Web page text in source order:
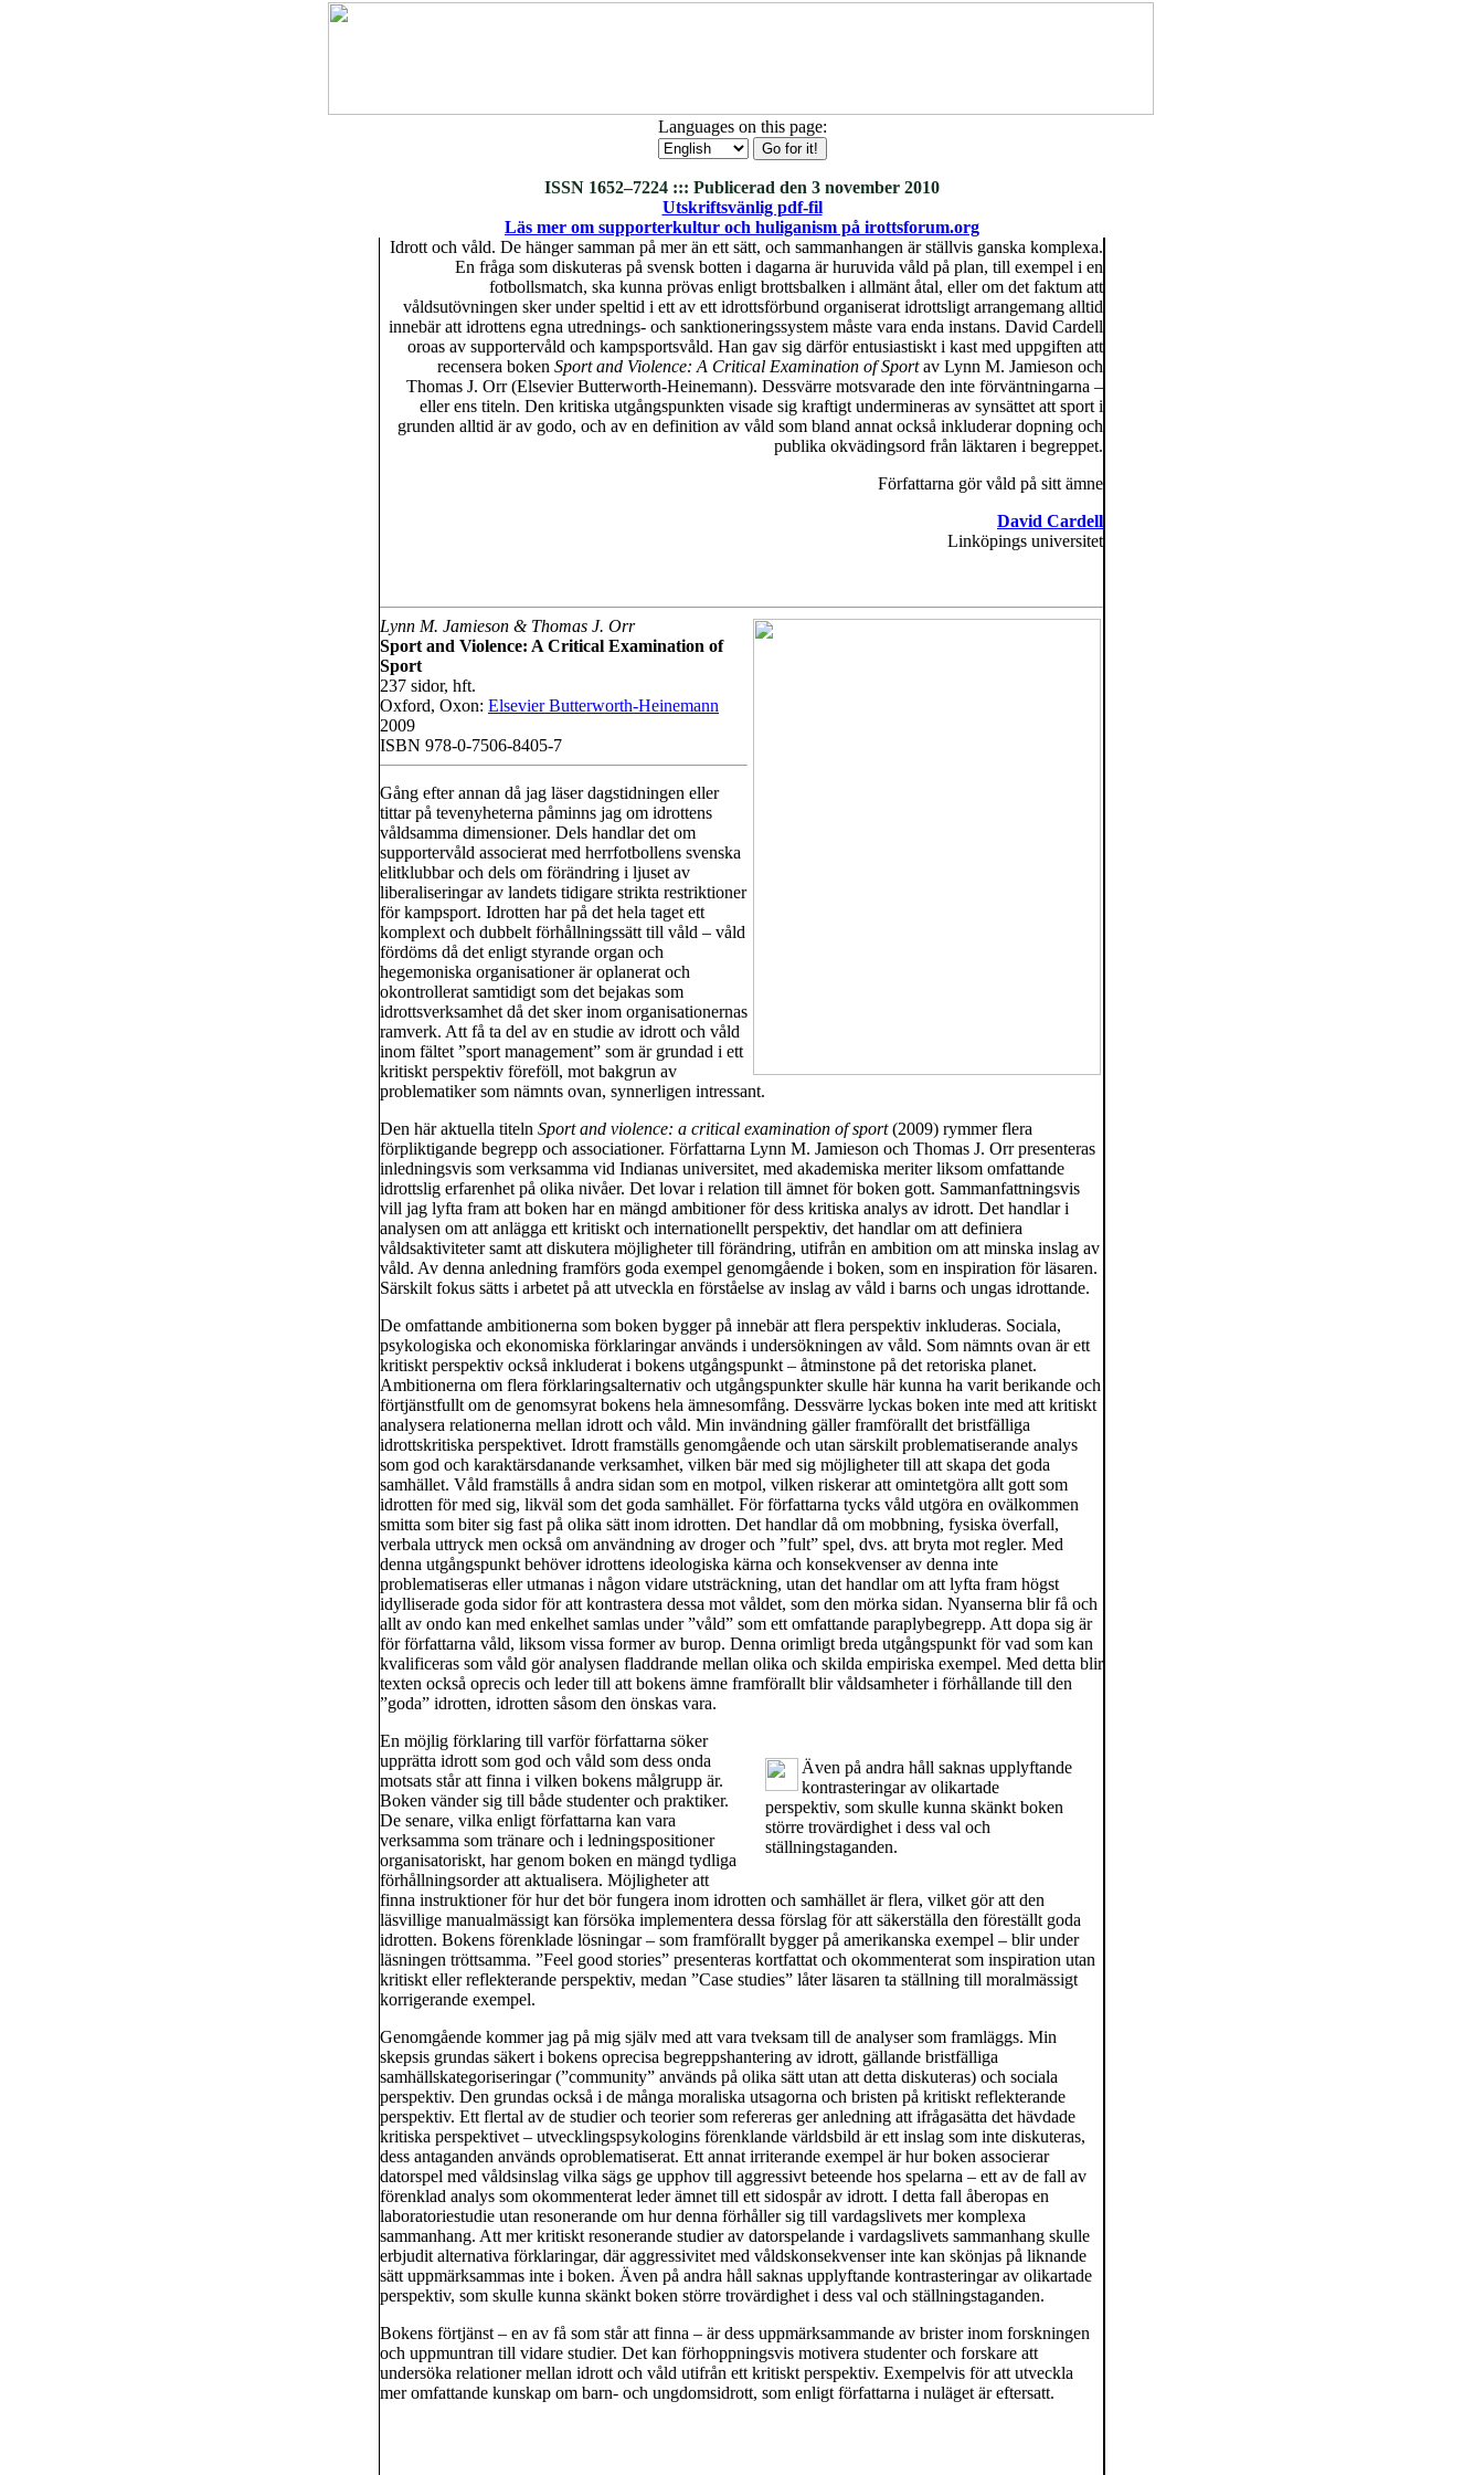
Languages on this page:
ISSN 1652–7224 ::: Publicerad den 3 november 2010
Utskriftsvänlig pdf-fil
Läs mer om supporterkultur och huliganism på irottsforum.org
Idrott och våld. De hänger samman på mer än ett sätt, och sammanhangen är ställvis ganska komplexa.
En fråga som diskuteras på svensk botten i dagarna är huruvida våld på plan, till exempel i en
fotbollsmatch, ska kunna prövas enligt brottsbalken i allmänt åtal, eller om det faktum att
våldsutövningen sker under speltid i ett av ett idrottsförbund organiserat idrottsligt arrangemang alltid
innebär att idrottens egna utrednings- och sanktioneringssystem måste vara enda instans. David Cardell
oroas av supportervåld och kampsportsvåld. Han gav sig därför entusiastiskt i kast med uppgiften att
recensera boken Sport and Violence: A Critical Examination of Sportav Lynn M. Jamieson och
Thomas J. Orr (Elsevier Butterworth-Heinemann). Dessvärre motsvarade den inte förväntningarna –
eller ens titeln. Den kritiska utgångspunkten visade sig kraftigt undermineras av synsättet att sport i
grunden alltid är av godo, och av en definition av våld som bland annat också inkluderar dopning och
publika okvädingsord från läktaren i begreppet.
Författarna gör våld på sitt ämne
David Cardell
Linköpings universitet
Lynn M. Jamieson & Thomas J. Orr
Sport and Violence: A Critical Examination of
Sport
237 sidor, hft.
Oxford, Oxon: Elsevier Butterworth-Heinemann
2009
ISBN 978-0-7506-8405-7
Gång efter annan då jag läser dagstidningen eller
tittar på tevenyheterna påminns jag om idrottens
våldsamma dimensioner. Dels handlar det om
supportervåld associerat med herrfotbollens svenska
elitklubbar och dels om förändring i ljuset av
liberaliseringar av landets tidigare strikta restriktioner
för kampsport. Idrotten har på det hela taget ett
komplext och dubbelt förhållningssätt till våld – våld
fördöms då det enligt styrande organ och
hegemoniska organisationer är oplanerat och
okontrollerat samtidigt som det bejakas som
idrottsverksamhet då det sker inom organisationernas
ramverk. Att få ta del av en studie av idrott och våld
inom fältet ”sport management” som är grundad i ett
kritiskt perspektiv föreföll, mot bakgrun av
problematiker som nämnts ovan, synnerligen intressant.
Den här aktuella titeln Sport and violence: a critical examination of sport(2009) rymmer flera
förpliktigande begrepp och associationer. Författarna Lynn M. Jamieson och Thomas J. Orr presenteras
inledningsvis som verksamma vid Indianas universitet, med akademiska meriter liksom omfattande
idrottslig erfarenhet på olika nivåer. Det lovar i relation till ämnet för boken gott. Sammanfattningsvis
vill jag lyfta fram att boken har en mängd ambitioner för dess kritiska analys av idrott. Det handlar i
analysen om att anlägga ett kritiskt och internationellt perspektiv, det handlar om att definiera
våldsaktiviteter samt att diskutera möjligheter till förändring, utifrån en ambition om att minska inslag av
våld. Av denna anledning framförs goda exempel genomgående i boken, som en inspiration för läsaren.
Särskilt fokus sätts i arbetet på att utveckla en förståelse av inslag av våld i barns och ungas idrottande.
De omfattande ambitionerna som boken bygger på innebär att flera perspektiv inkluderas. Sociala,
psykologiska och ekonomiska förklaringar används i undersökningen av våld. Som nämnts ovan är ett
kritiskt perspektiv också inkluderat i bokens utgångspunkt – åtminstone på det retoriska planet.
Ambitionerna om flera förklaringsalternativ och utgångspunkter skulle här kunna ha varit berikande och
förtjänstfullt om de genomsyrat bokens hela ämnesomfång. Dessvärre lyckas boken inte med att kritiskt
analysera relationerna mellan idrott och våld. Min invändning gäller framförallt det bristfälliga
idrottskritiska perspektivet. Idrott framställs genomgående och utan särskilt problematiserande analys
som god och karaktärsdanande verksamhet, vilken bär med sig möjligheter till att skapa det goda
samhället. Våld framställs å andra sidan som en motpol, vilken riskerar att omintetgöra allt gott som
idrotten för med sig, likväl som det goda samhället. För författarna tycks våld utgöra en ovälkommen
smitta som biter sig fast på olika sätt inom idrotten. Det handlar då om mobbning, fysiska överfall,
verbala uttryck men också om användning av droger och ”fult” spel, dvs. att bryta mot regler. Med
denna utgångspunkt behöver idrottens ideologiska kärna och konsekvenser av denna inte
problematiseras eller utmanas i någon vidare utsträckning, utan det handlar om att lyfta fram högst
idylliserade goda sidor för att kontrastera dessa mot våldet, som den mörka sidan. Nyanserna blir få och
allt av ondo kan med enkelhet samlas under ”våld” som ett omfattande paraplybegrepp. Att dopa sig är
för författarna våld, liksom vissa former av burop. Denna orimligt breda utgångspunkt för vad som kan
kvalificeras som våld gör analysen fladdrande mellan olika och skilda empiriska exempel. Med detta blir
texten också oprecis och leder till att bokens ämne framförallt blir våldsamheter i förhållande till den
”goda” idrotten, idrotten såsom den önskas vara.
Även på andra håll saknas upplyftande
kontrasteringar av olikartade
perspektiv, som skulle kunna skänkt boken
större trovärdighet i dess val och
ställningstaganden.
En möjlig förklaring till varför författarna söker
upprätta idrott som god och våld som dess onda
motsats står att finna i vilken bokens målgrupp är.
Boken vänder sig till både studenter och praktiker.
De senare, vilka enligt författarna kan vara
verksamma som tränare och i ledningspositioner
organisatoriskt, har genom boken en mängd tydliga
förhållningsorder att aktualisera. Möjligheter att
finna instruktioner för hur det bör fungera inom idrotten och samhället är flera, vilket gör att den
läsvillige manualmässigt kan försöka implementera dessa förslag för att säkerställa den föreställt goda
idrotten. Bokens förenklade lösningar – som framförallt bygger på amerikanska exempel – blir under
läsningen tröttsamma. ”Feel good stories” presenteras kortfattat och okommenterat som inspiration utan
kritiskt eller reflekterande perspektiv, medan ”Case studies” låter läsaren ta ställning till moralmässigt
korrigerande exempel.
Genomgående kommer jag på mig själv med att vara tveksam till de analyser som framläggs. Min
skepsis grundas säkert i bokens oprecisa begreppshantering av idrott, gällande bristfälliga
samhällskategoriseringar (”community” används på olika sätt utan att detta diskuteras) och sociala
perspektiv. Den grundas också i de många moraliska utsagorna och bristen på kritiskt reflekterande
perspektiv. Ett flertal av de studier och teorier som refereras ger anledning att ifrågasätta det hävdade
kritiska perspektivet – utvecklingspsykologins förenklande världsbild är ett inslag som inte diskuteras,
dess antaganden används oproblematiserat. Ett annat irriterande exempel är hur boken associerar
datorspel med våldsinslag vilka sägs ge upphov till aggressivt beteende hos spelarna – ett av de fall av
förenklad analys som okommenterat leder ämnet till ett sidospår av idrott. I detta fall åberopas en
laboratoriestudie utan resonerande om hur denna förhåller sig till vardagslivets mer komplexa
sammanhang. Att mer kritiskt resonerande studier av datorspelande i vardagslivets sammanhang skulle
erbjudit alternativa förklaringar, där aggressivitet med våldskonsekvenser inte kan skönjas på liknande
sätt uppmärksammas inte i boken. Även på andra håll saknas upplyftande kontrasteringar av olikartade
perspektiv, som skulle kunna skänkt boken större trovärdighet i dess val och ställningstaganden.
Bokens förtjänst – en av få som står att finna – är dess uppmärksammande av brister inom forskningen
och uppmuntran till vidare studier. Det kan förhoppningsvis motivera studenter och forskare att
undersöka relationer mellan idrott och våld utifrån ett kritiskt perspektiv. Exempelvis för att utveckla
mer omfattande kunskap om barn- och ungdomsidrott, som enligt författarna i nuläget är eftersatt.